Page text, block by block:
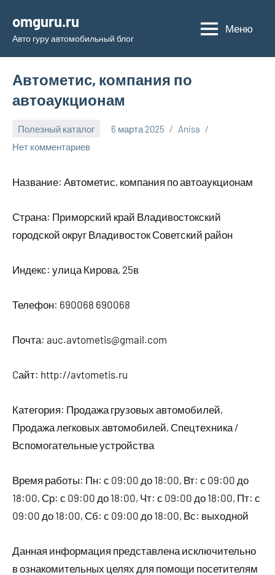
содержимому
omguru.ru
Авто гуру автомобильный блог
Меню
Автометис, компания по
автоаукционам
Полезный каталог 6 марта 2025
Anisa
Нет комментариев
Название: Автометис, компания по автоаукционам
Страна: Приморский край Владивостокский
городской округ Владивосток Советский район
Индекс: улица Кирова, 25в
Телефон: 690068 690068
Почта: auc.avtometis@gmail.com
Cайт: http://avtometis.ru
Категория: Продажа грузовых автомобилей,
Продажа легковых автомобилей, Спецтехника /
Вспомогательные устройства
Время работы: Пн: с 09:00 до 18:00, Вт: с 09:00 до
18:00, Ср: с 09:00 до 18:00, Чт: с 09:00 до 18:00, Пт: с
09:00 до 18:00, Сб: с 09:00 до 18:00, Вс: выходной
Данная информация представлена исключительно
в ознакомительных целях для помощи посетителям